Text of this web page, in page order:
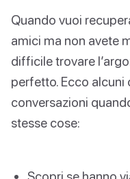
Quando vuoi
amici ma non avete
difficile trovare
perfetto. Ecco alcuni
conversazioni
stesse cose: